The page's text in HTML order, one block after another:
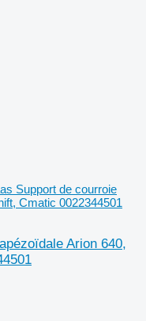
Support de courroie
Cmatic 0022344501
Arion 640,